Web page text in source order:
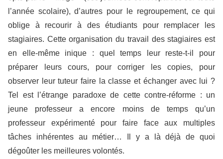
l’année scolaire), d’autres pour le regroupement, ce qui
oblige à recourir à des étudiants pour remplacer les
stagiaires. Cette organisation du travail des stagiaires est
en elle-même inique : quel temps leur reste-t-il pour
préparer leurs cours, pour corriger les copies, pour
observer leur tuteur faire la classe et échanger avec lui ?
Tel est l’étrange paradoxe de cette contre-réforme : un
jeune professeur a encore moins de temps qu’un
professeur expérimenté pour faire face aux multiples
tâches inhérentes au métier… Il y a là déjà de quoi
dégoûter les meilleures volontés.